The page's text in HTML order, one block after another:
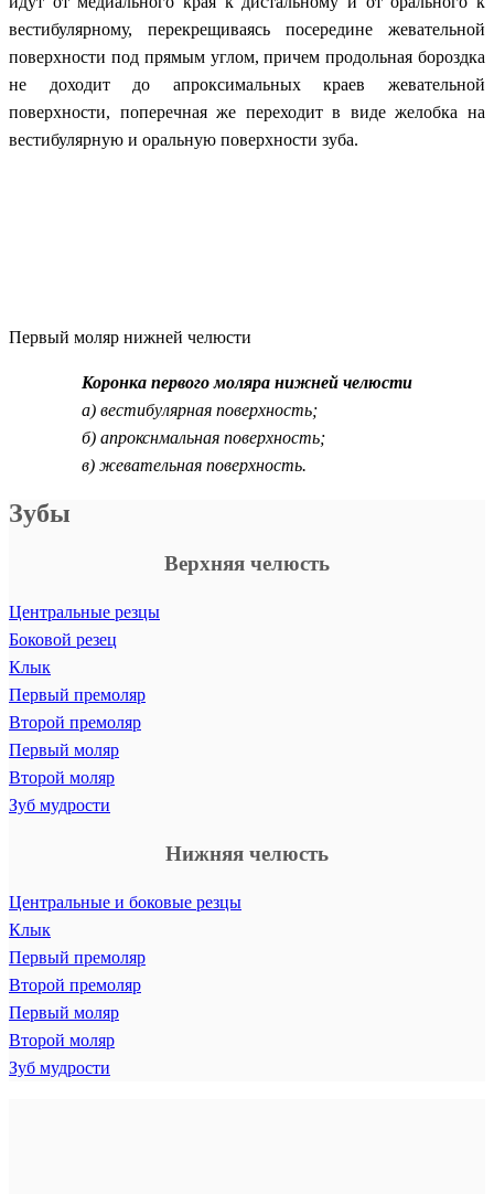
вестибулярному, перекрещиваясь посередине жевательной
поверхности под прямым углом, причем продольная бороздка
не доходит до апроксимальных краев жевательной
поверхности, поперечная же переходит в виде желобка на
вестибулярную и оральную поверхности зуба.
Первый моляр нижней челюсти
Коронка первого моляра нижней челюсти
а) вестибулярная поверхность;
б) апрокснмальная поверхность;
в) жевательная поверхность.
Зубы
Верхняя челюсть
Центральные резцы
Боковой резец
Клык
Первый премоляр
Второй премоляр
Первый моляр
Второй моляр
Зуб мудрости
Нижняя челюсть
Центральные и боковые резцы
Клык
Первый премоляр
Второй премоляр
Первый моляр
Второй моляр
Зуб мудрости